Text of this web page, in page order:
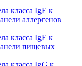
класса IgE к
аллергенов
класса IgE к
пищевых